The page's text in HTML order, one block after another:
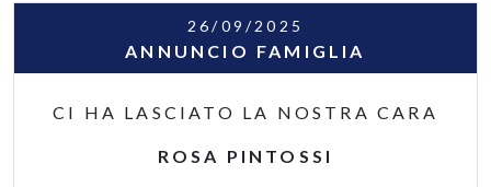
26/09/2025
ANNUNCIO FAMIGLIA
CI HA LASCIATO LA NOSTRA CARA
ROSA PINTOSSI